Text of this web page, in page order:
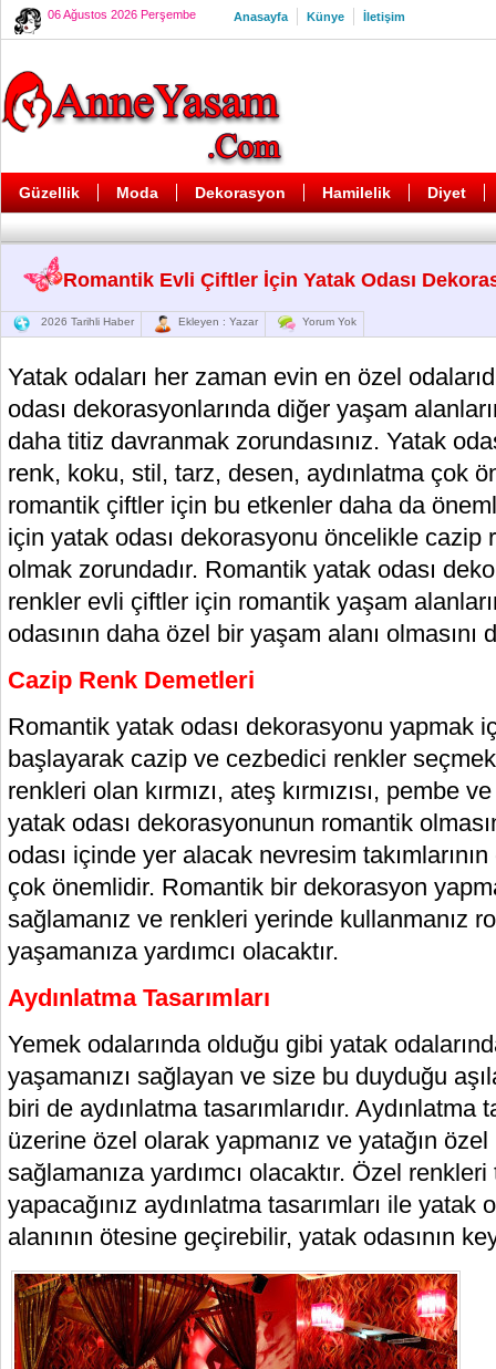
06 Ağustos 2026 Perşembe Anasayfa Künye İletişim
Güzellik Moda Dekorasyon Hamilelik Diyet
Romantik Evli Çiftler İçin Yatak Odası
2026 Tarihli Haber Ekleyen : Yazar Yorum Yok
Yatak odaları her zaman evin en özel
odası dekorasyonlarında diğer yaşam
daha titiz davranmak zorundasınız. Yatak
renk, koku, stil, tarz, desen, aydınlatma çok
romantik çiftler için bu etkenler daha da
için yatak odası dekorasyonu öncelikle cazip
olmak zorundadır. Romantik yatak odası
renkler evli çiftler için romantik yaşam
odasının daha özel bir yaşam alanı olmasını
Cazip Renk Demetleri
Romantik yatak odası dekorasyonu yapmak
başlayarak cazip ve cezbedici renkler
renkleri olan kırmızı, ateş kırmızısı, pembe
yatak odası dekorasyonunun romantik
odası içinde yer alacak nevresim
çok önemlidir. Romantik bir dekorasyon
sağlamanız ve renkleri yerinde kullanmanız
yaşamanıza yardımcı olacaktır.
Aydınlatma Tasarımları
Yemek odalarında olduğu gibi yatak
yaşamanızı sağlayan ve size bu duyduğu
biri de aydınlatma tasarımlarıdır. Aydınlatma
üzerine özel olarak yapmanız ve yatağın özel
sağlamanıza yardımcı olacaktır. Özel
yapacağınız aydınlatma tasarımları ile yatak
alanının ötesine geçirebilir, yatak odasının